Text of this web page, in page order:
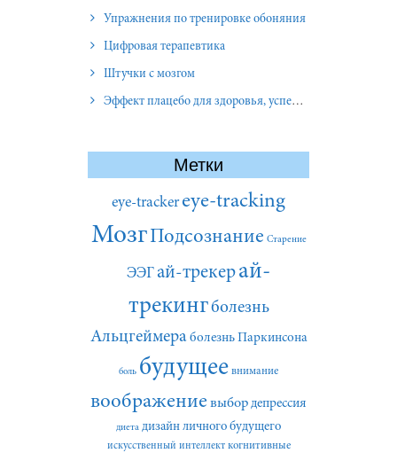
Упражнения по тренировке обоняния
Цифровая терапевтика
Штучки с мозгом
Эффект плацебо для здоровья, успеха и отношений
Метки
eye-tracker eye-tracking
МозгПодсознание Старение
ЭЭГай-трекерай-
трекингболезнь
Альцгеймера болезнь Паркинсона
боль будущее внимание
воображение выбор депрессия
диета дизайн личного будущего
искусственный интеллект когнитивные